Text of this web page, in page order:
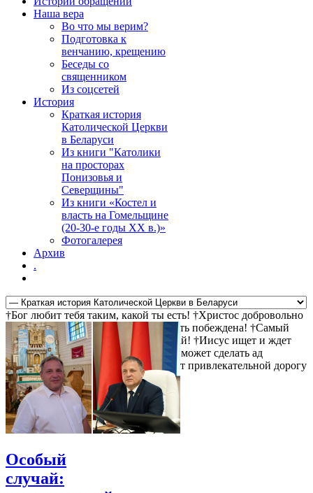
Наша вера
Во что мы верим?
Подготовка к
венчанию, крещению
Беседы со
священником
Из соцсетей
История
Краткая история
Католической Церкви
в Беларуси
Из книги "Католики
на просторах
Понизовья и
Северщины"
Из книги «Костел и
власть на Гомельщине
(20-30-е годы ХХ в.)»
Фотогалерея
Архив
.
†Бог любит тебя таким, какой ты есть! †Христос добровольно
пошел на крест за твои грехи †Смерть побеждена! †Самый
прямой путь к спасению - не осуждай! †Иисус ищет и ждет
тебя! †Христос воскрес! †Дьявол не может сделать ад
привлекательным, поэтому он делает привлекательной дорогу
туда
Особый
случай: